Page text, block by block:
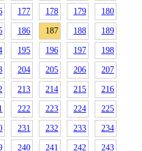
177 178 179 180
186 187 188 189
195 196 197 198
204 205 206 207
213 214 215 216
222 223 224 225
231 232 233 234
240 241 242 243